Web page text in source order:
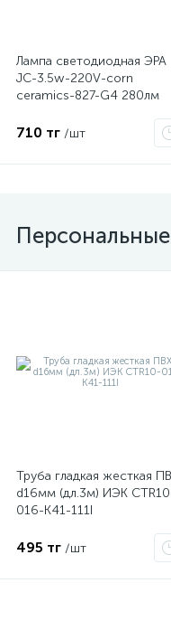
Лампа светодиодная ЭРА
JC-3.5w-220V-corn
ceramics-827-G4 280лм
710 тг /шт
Труба гладкая жесткая
d16мм (дл.3м) ИЭК
016-K41-111I
495 тг /шт